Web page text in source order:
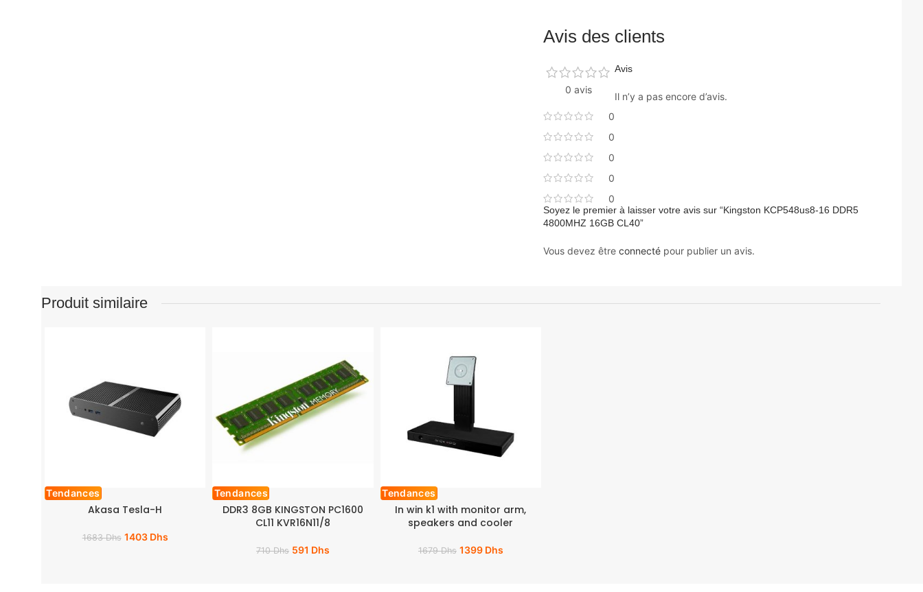
Avis des clients
0 avis
0
0
0
0
0
Avis
Il n’y a pas encore d’avis.
Soyez le premier à laisser votre avis sur “Kingston KCP548us8-16 DDR5
4800MHZ 16GB CL40”
Vous devez être connectépour publier un avis.
Produit similaire
Tendances
Akasa Tesla-H
1683Dhs 1403 Dhs
Tendances
DDR3 8GB KINGSTON PC1600
CL11 KVR16N11/8
710Dhs 591 Dhs
Tendances
In win k1 with monitor arm,
speakers and cooler
1679Dhs 1399 Dhs